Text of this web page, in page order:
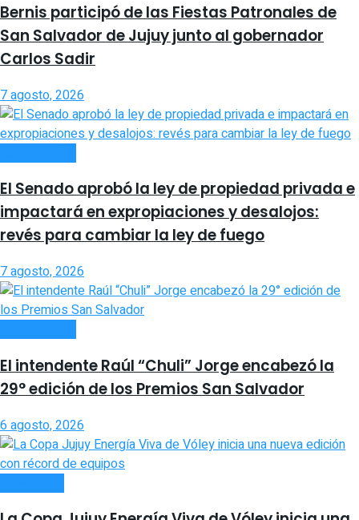
Bernis participó de las Fiestas Patronales de
San Salvador de Jujuy junto al gobernador
Carlos Sadir
7 agosto, 2026
El Senado aprobó la ley de propiedad privada e
impactará en expropiaciones y desalojos:
revés para cambiar la ley de fuego
7 agosto, 2026
El intendente Raúl “Chuli” Jorge encabezó la
29° edición de los Premios San Salvador
6 agosto, 2026